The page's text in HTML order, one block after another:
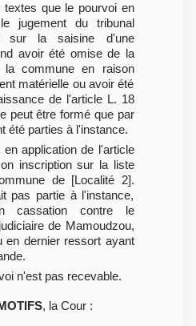
que le pourvoi en
jugement du tribunal
sur la saisine d'une
avoir été omise de la
la commune en raison
matérielle ou avoir été
de l'article L. 18
peut être formé que par
été parties à l'instance.
application de l'article
inscription sur la liste
de [Localité 2].
pas partie à l'instance,
cassation contre le
de Mamoudzou,
en dernier ressort ayant
n'est pas recevable.
, la Cour :